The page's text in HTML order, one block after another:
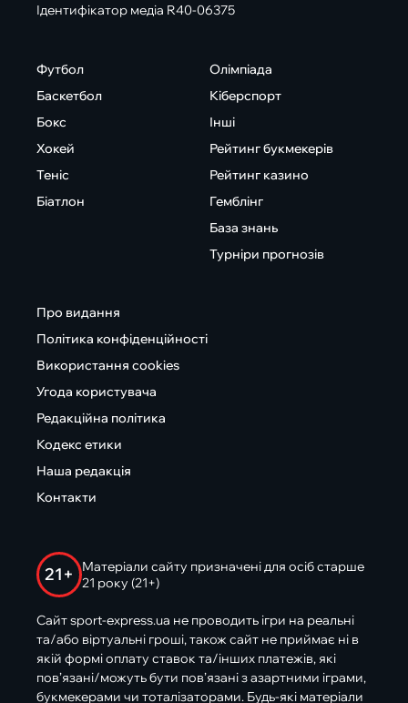
Ідентифікатор медіа R40-06375
Футбол
Баскетбол
Бокс
Хокей
Теніс
Біатлон
Олімпіада
Кіберспорт
Інші
Рейтинг букмекерів
Рейтинг казино
Гемблінг
База знань
Турніри прогнозів
Про видання
Політика конфіденційності
Використання cookies
Угода користувача
Редакційна політика
Кодекс етики
Наша редакція
Контакти
21+
Матеріали сайту призначені для осіб старше
21 року (21+)
Сайт sport-express.ua не проводить ігри на реальні
та/або віртуальні гроші, також сайт не приймає ні в
якій формі оплату ставок та/інших платежів, які
пов’язані/можуть бути пов’язані з азартними іграми,
букмекерами чи тоталізаторами. Будь-які матеріали